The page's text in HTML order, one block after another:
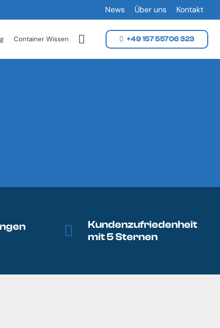
News Über uns Kontakt
Container Wissen +49 157 55706 323
Kundenzufriedenheit
mit 5 Sternen